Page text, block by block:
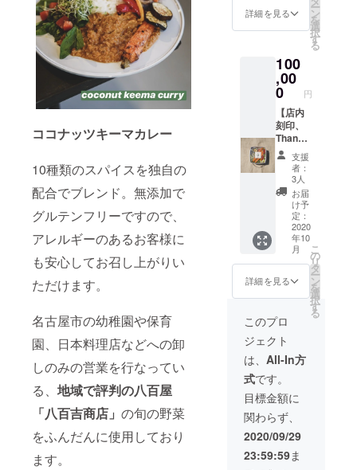
ココナッツキーマカレー
10種類のスパイスを独自の
配合でブレンド。無添加で
グルテンフリーですので、
アレルギーのあるお客様に
も安心してお召し上がりい
ただけます。
名古屋市の幼稚園や保育
園、日本料理店などへの卸
しのみの営業を行なってい
る、 地域で評判の八百屋
「八百吉商店」 の旬の野菜
をふんだんに使用しており
ます。
一人で5
回分、2
で大勢
でカ
レー
パー
ティー
などな
ど、
様々な
ご利用
方法を
ご提案
致しま
す。ぜ
ひ一度
ご賞味
あれ！
※郵送で
お届け
致しま
れるこ
期限で
お使い
いただ
けま
す。 ※
商品券
を盗
難・紛
失等の
場合、
当店は
その責
を負い
ませ
ん。 ※
全て郵
送での
お届け
届け予
容には
秋の味
覚をは
じめと
した、
八百吉
商店自
慢の絶
品野菜
を予定
してい
ます。
ご自宅
でのお
受け取
りま
で、楽
しみに
い♪ 〜
商品券
につい
て〜
1,000円
分の商
品券を6
枚綴り
で送ら
させて
いただ
きま
30日間
食べ放
題のフ
スと、
八Ｏ吉
セレク
トの野
菜の詰
め合わ
せセッ
ト3,000
円相当
です。
〜八Ｏ
吉推し
の旬の
野菜
セット
内容に
つい
て〜 お
届け予
定が10
月なの
で、内
容には
秋の味
覚をは
じめと
した、
八百吉
商店自
慢の絶
品野菜
を盛り
詳細を見る ー
ン
を
選
択
す
る
100
,00
0 円
【店内
刻印、
Thanks
メー
ル】 支
援して
くだ
さった
方のお
名前を
プレー
トに刻
印し、
店舗に
て掲示
させて
いただ
きま
す。ま
た、八
Ｏ吉ス
タッフ
一同よ
り、感
謝のお
気持ち
をメー
ルにて
支援
者：
3人
お届
け予
定：
2020
年10
月
詳細を見る
こ
の
リ
タ
ー
ン
を
選
択
す
る
このプロ
ジェクト
は、 All-In方
式です。
目標金額に
関わらず、
2020/09/29
23:59:59ま